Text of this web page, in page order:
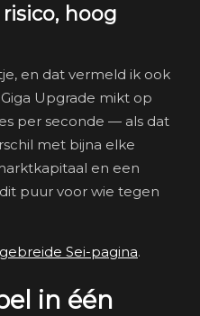
risico, hoog
en dat vermeld ik ook
Upgrade mikt op
per seconde — als dat
met bijna elke
en een
puur voor wie tegen
Sei-pagina.
in één